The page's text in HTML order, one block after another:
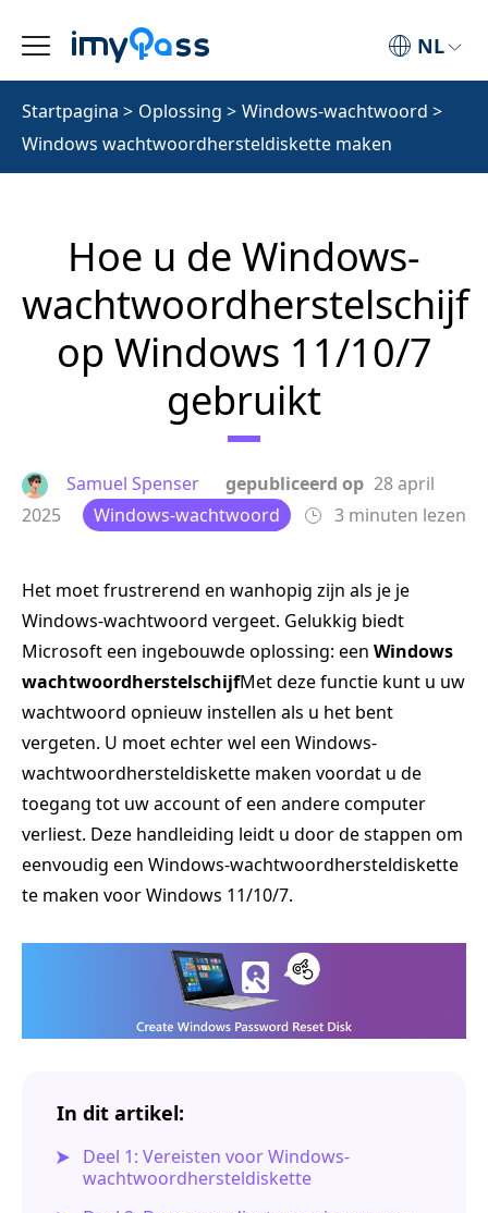
NL
Startpagina > Oplossing > Windows-wachtwoord >
Windows wachtwoordhersteldiskette maken
Hoe u de Windows-
wachtwoordherstelschijf
op Windows 11/10/7
gebruikt
Samuel Spenser gepubliceerd op 28 april
2025
Windows-wachtwoord 3 minuten lezen
Het moet frustrerend en wanhopig zijn als je je
Windows-wachtwoord vergeet. Gelukkig biedt
Microsoft een ingebouwde oplossing: een Windows
wachtwoordherstelschijfMet deze functie kunt u uw
wachtwoord opnieuw instellen als u het bent
vergeten. U moet echter wel een Windows-
wachtwoordhersteldiskette maken voordat u de
toegang tot uw account of een andere computer
verliest. Deze handleiding leidt u door de stappen om
eenvoudig een Windows-wachtwoordhersteldiskette
te maken voor Windows 11/10/7.
In dit artikel:
Deel 1: Vereisten voor Windows-
wachtwoordhersteldiskette